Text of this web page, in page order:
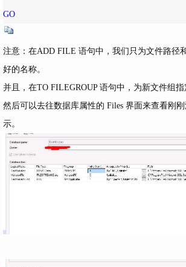
GO
注意：在ADD FILE 语句中，我们只为文件路径
好的名称。
并且，在TO FILEGROUP 语句中，为新文件组指
然后可以去往数据库属性的 Files 界面来查看刚
示。